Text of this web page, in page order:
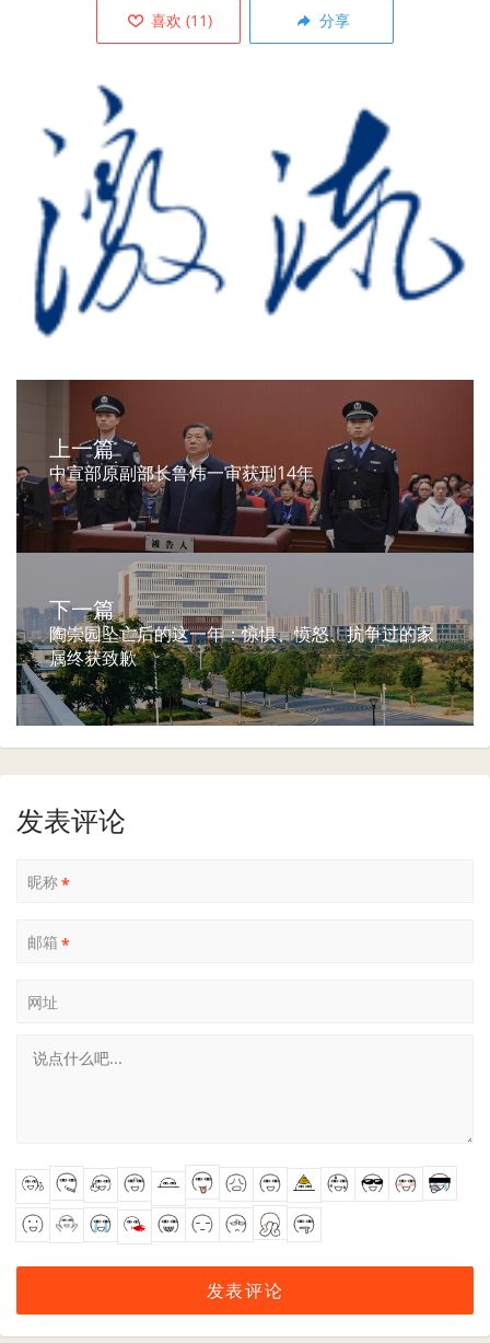
喜欢 (11) 分享
上一篇
中宣部原副部长鲁炜一审获刑14年
下一篇
陶崇园坠亡后的这一年：惊惧、愤怒、抗争过的家
属终获致歉
发表评论
昵称*
邮箱 *
网址